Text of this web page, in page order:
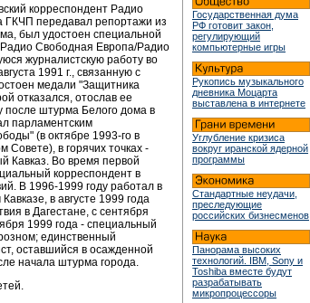
корреспондент Радио
ГКЧП передавал репортажи из
был удостоен специальной
Свободная Европа/Радио
журналистскую работу во
1991 г., связанную с
медали "Защитника
отказался, отослав ее
после штурма Белого дома в
парламентским
(в октябре 1993-го в
Совете), в горячих точках -
Кавказ. Во время первой
корреспондент в
В 1996-1999 году работал в
в августе 1999 года
в Дагестане, с сентября
1999 года - специальный
единственный
оставшийся в осажденной
начала штурма города.
Государственная дума
РФ готовит закон,
регулирующий
компьютерные игры
Рукопись музыкального
дневника Моцарта
выставлена в интернете
Углубление кризиса
вокруг иранской ядерной
программы
Стандартные неудачи,
преследующие
российских бизнесменов
Панорама высоких
технологий. IBM, Sony и
Toshiba вместе будут
разрабатывать
микропроцессоры